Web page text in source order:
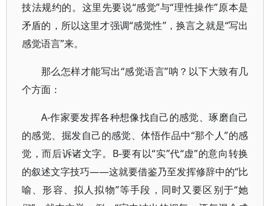
技法规约的。这里先要说“感觉”与“理性操作”原本是
矛盾的，所以这里才强调“感觉性”，换言之就是“写出
感觉语言”来。
那么怎样才能写出“感觉语言”呐？以下大致有几
个方面：
A-作家要发挥各种想像找自己的感觉、琢磨自己
的感觉、掘发自己的感觉、体悟作品中“那个人”的感
觉，而后诉诸文字。B-要有以“实”代“虚”的意向转换
的叙述文字技巧——这就要借鉴乃至发挥修辞中的“比
喻、形容、拟人拟物”等手段，同时又要区别于“她